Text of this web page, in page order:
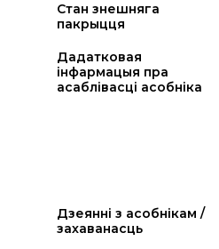
Стан знешняга
пакрыцця
Дадатковая
інфармацыя пра
асаблівасці асобніка
Дзеянні з асобнікам /
захаванасць